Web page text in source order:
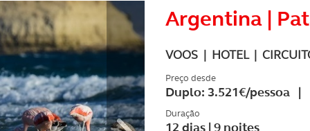
registar e utilizar
em destaque
todos os
PPR ACP - o seu Plano
Argentina |
VOOS | HOTEL |
Preço desde
Duplo: 3.521€/pessoa
Duração
12 dias | 9 noites